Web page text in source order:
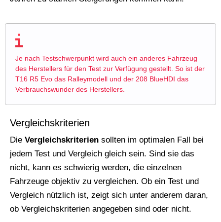
Je nach Testschwerpunkt wird auch ein anderes Fahrzeug
des Herstellers für den Test zur Verfügung gestellt. So ist der
T16 R5 Evo das Ralleymodell und der 208 BlueHDI das
Verbrauchswunder des Herstellers.
Vergleichskriterien
Die Vergleichskriterien sollten im optimalen Fall bei
jedem Test und Vergleich gleich sein. Sind sie das
nicht, kann es schwierig werden, die einzelnen
Fahrzeuge objektiv zu vergleichen. Ob ein Test und
Vergleich nützlich ist, zeigt sich unter anderem daran,
ob Vergleichskriterien angegeben sind oder nicht.